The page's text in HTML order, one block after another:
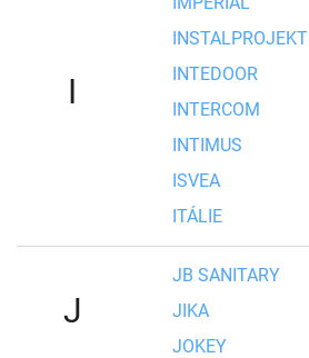
I
INSTALPROJEKT
INTEDOOR
INTERCOM
INTIMUS
ISVEA
ITÁLIE
J
JB SANITARY
JIKA
JOKEY